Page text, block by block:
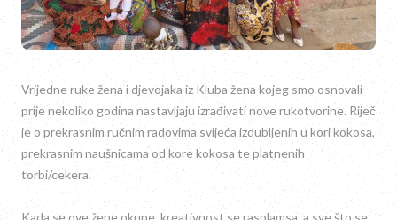
Vrijedne ruke žena i djevojaka iz Kluba žena kojeg smo osnovali
prije nekoliko godina nastavljaju izrađivati nove rukotvorine. Riječ
je o prekrasnim ručnim radovima svijeća izdubljenih u kori kokosa,
prekrasnim naušnicama od kore kokosa te platnenih
torbi/cekera.
Kada se ove žene okupe, kreativnost se rasplamsa, a sve što se